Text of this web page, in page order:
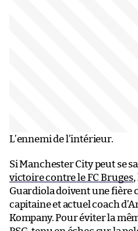
L’ennemi de l’intérieur.
Si Manchester City peut se
victoire contre le FC Bruges,
Guardiola doivent une fière
capitaine et actuel coach
Kompany. Pour éviter la